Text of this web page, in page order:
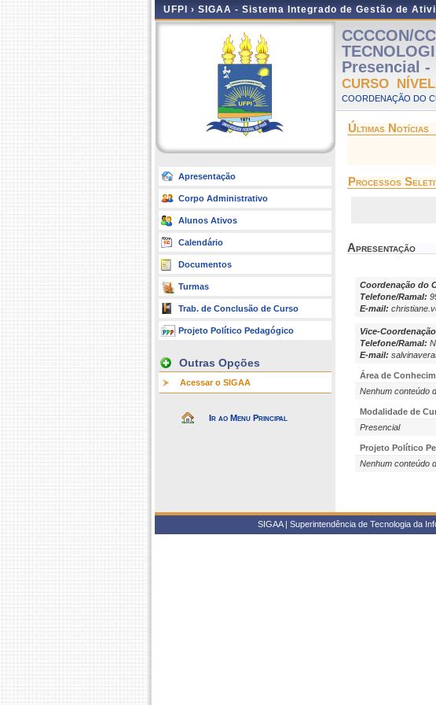
UFPI › SIGAA - Sistema Integrado de Gestão de
Apresentação
Corpo Administrativo
Alunos Ativos
Calendário
Documentos
Turmas
Trab. de Conclusão de Curso
Projeto Político Pedagógico
Outras Opções
Acessar o SIGAA
Ir ao Menu Principal
CCCCON/
Presencial -
CURSO
COORDENAÇÃO DO
Últimas Notícias
Processos
Apresentação
Coordenação do
Telefone/Ramal:
E-mail:
Vice-
Telefone/Ramal:
E-mail:
Área de
Nenhum conteúdo
Modalidade de
Presencial
Projeto Político
Nenhum conteúdo
SIGAA | Superintendência de Tecnologia da